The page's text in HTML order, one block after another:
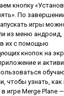
кнопку
По
игры
из меню андроид,
их с помощью
кнопок на
и
чтобы узнать, как
игре Merge Plane